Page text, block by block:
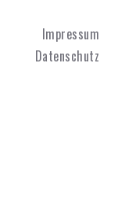
Impressum
Datenschutz